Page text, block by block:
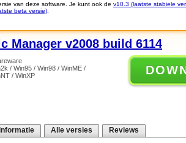
van deze software. Je kunt ook de v10.3 (laatste stabiele
beta versie)
Manager v2008 build 6114
/ Win95 / Win98 / WinME /
/ WinXP
Informatie Alle versies Reviews